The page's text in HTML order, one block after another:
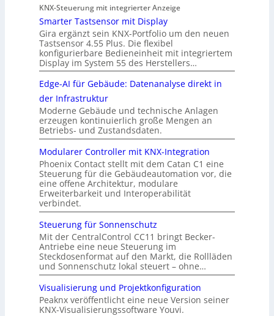
KNX-Steuerung mit integrierter Anzeige
Smarter Tastsensor mit Display
Gira ergänzt sein KNX-Portfolio um den neuen
Tastsensor 4.55 Plus. Die flexibel
konfigurierbare Bedieneinheit mit integriertem
Display im System 55 des Herstellers…
Edge-AI für Gebäude: Datenanalyse direkt in
der Infrastruktur
Moderne Gebäude und technische Anlagen
erzeugen kontinuierlich große Mengen an
Betriebs- und Zustandsdaten.
Modularer Controller mit KNX-Integration
Phoenix Contact stellt mit dem Catan C1 eine
Steuerung für die Gebäudeautomation vor, die
eine offene Architektur, modulare
Erweiterbarkeit und Interoperabilität
verbindet.
Steuerung für Sonnenschutz
Mit der CentralControl CC11 bringt Becker-
Antriebe eine neue Steuerung im
Steckdosenformat auf den Markt, die Rollläden
und Sonnenschutz lokal steuert – ohne…
Visualisierung und Projektkonfiguration
Peaknx veröffentlicht eine neue Version seiner
KNX-Visualisierungssoftware Youvi.